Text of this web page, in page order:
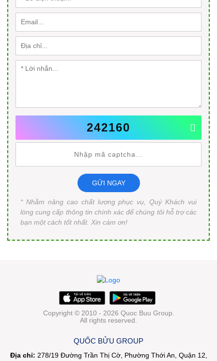
242160
GỬI NGAY
* Nhằm nâng cao chất lượng phục vụ, Quý Khách vui
lòng cung cấp thông tin chính xác để chúng tôi hỗ trợ các
bạn một cách tốt nhất. Xin cám ơn!
Copyright © 2010 - 2026 Quoc Buu Group.
All rights reserved.
QUỐC BỬU GROUP
Địa chỉ: 278/19 Đường Trần Thị Cờ, Phường Thới An, Quận 12,